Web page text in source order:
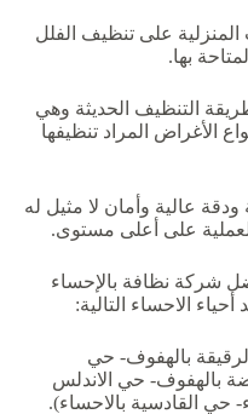
على تنظيف الفلل
بها.
طريقة التنظيف الحديثة وهي
الأغراض المراد تنظيفها
عالية وأمان لا مثيل له
على أعلى مستوى.
شركة نظافة بالإحساء
الاحساء التالية:
بالهفوف- حي
بالهفوف- حي الاندلس
حي القادسية بالاحساء).